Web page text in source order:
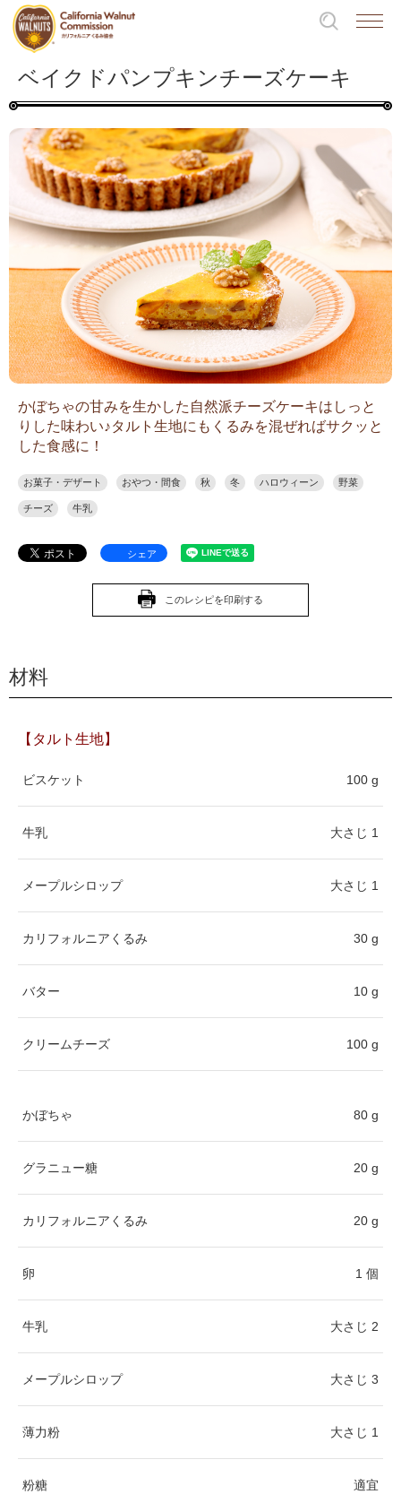
ベイクドパンプキンチーズケーキ
かぼちゃの甘みを生かした自然派チーズケーキはしっと
りした味わい♪タルト生地にもくるみを混ぜればサクッと
した食感に！
お菓子・デザート おやつ・間食 秋 冬 ハロウィーン 野菜
チーズ 牛乳
シェア
このレシピを印刷する
材料
【タルト生地】
ビスケット 100 g
牛乳 大さじ 1
メープルシロップ 大さじ 1
カリフォルニアくるみ 30 g
バター 10 g
クリームチーズ 100 g
かぼちゃ 80 g
グラニュー糖 20 g
カリフォルニアくるみ 20 g
卵 1 個
牛乳 大さじ 2
メープルシロップ 大さじ 3
薄力粉 大さじ 1
粉糖 適宜